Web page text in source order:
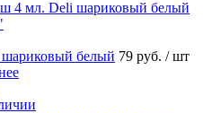
шариковый белый 79 руб. / шт